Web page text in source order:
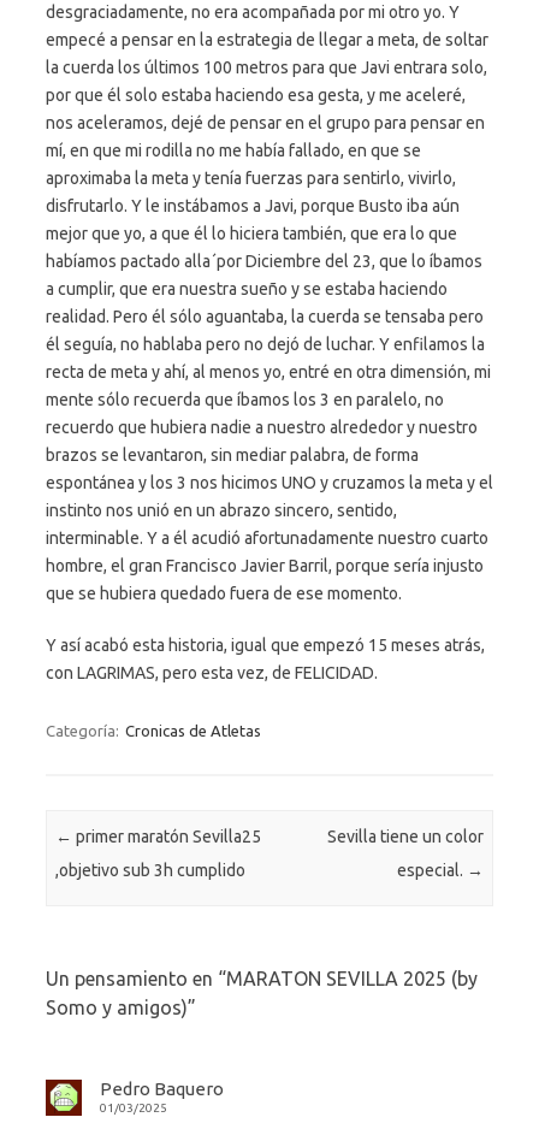
desgraciadamente, no era acompañada por mi otro yo. Y
empecé a pensar en la estrategia de llegar a meta, de soltar
la cuerda los últimos 100 metros para que Javi entrara solo,
por que él solo estaba haciendo esa gesta, y me aceleré,
nos aceleramos, dejé de pensar en el grupo para pensar en
mí, en que mi rodilla no me había fallado, en que se
aproximaba la meta y tenía fuerzas para sentirlo, vivirlo,
disfrutarlo. Y le instábamos a Javi, porque Busto iba aún
mejor que yo, a que él lo hiciera también, que era lo que
habíamos pactado alla´por Diciembre del 23, que lo íbamos
a cumplir, que era nuestra sueño y se estaba haciendo
realidad. Pero él sólo aguantaba, la cuerda se tensaba pero
él seguía, no hablaba pero no dejó de luchar. Y enfilamos la
recta de meta y ahí, al menos yo, entré en otra dimensión, mi
mente sólo recuerda que íbamos los 3 en paralelo, no
recuerdo que hubiera nadie a nuestro alrededor y nuestro
brazos se levantaron, sin mediar palabra, de forma
espontánea y los 3 nos hicimos UNO y cruzamos la meta y el
instinto nos unió en un abrazo sincero, sentido,
interminable. Y a él acudió afortunadamente nuestro cuarto
hombre, el gran Francisco Javier Barril, porque sería injusto
que se hubiera quedado fuera de ese momento.
Y así acabó esta historia, igual que empezó 15 meses atrás,
con LAGRIMAS, pero esta vez, de FELICIDAD.
Categoría: Cronicas de Atletas
Navegación de entradas
← primer maratón Sevilla25
,objetivo sub 3h cumplido
Sevilla tiene un color
especial. →
Un pensamiento en “MARATON SEVILLA 2025 (by
Somo y amigos)”
Pedro Baquero
01/03/2025